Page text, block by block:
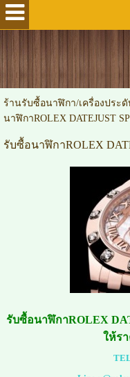
ร้านรับซื้อนาฬิกา/เครื่องประดั
นาฬิกาROLEX DATEJUST
รับซื้อนาฬิกาROLEX
รับซื้อนาฬิกาROLEX
ให้ร